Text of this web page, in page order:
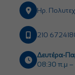
Ηρ.
210
Δευτέρα-
08:30 π.μ